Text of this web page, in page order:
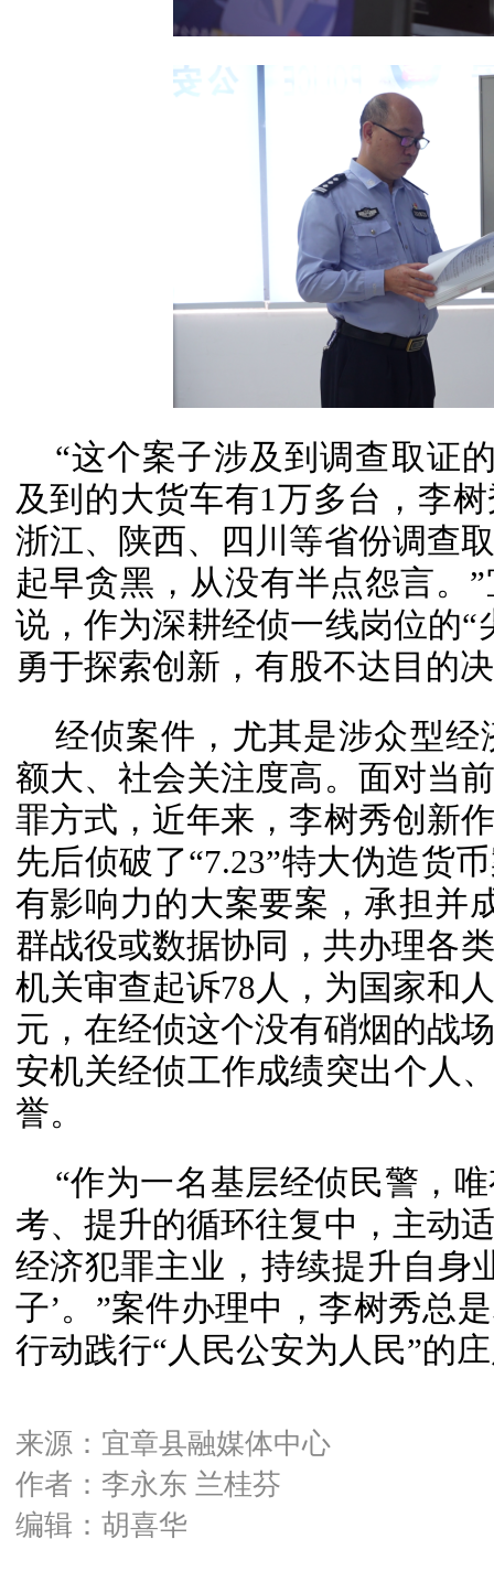
“这个案子涉及到调查取证
及到的大货车有1万多台，李
浙江、陕西、四川等省份调查
起早贪黑，从没有半点怨言。
说，作为深耕经侦一线岗位的
勇于探索创新，有股不达目的
经侦案件，尤其是涉众型
额大、社会关注度高。面对当
罪方式，近年来，李树秀创新
先后侦破了“7.23”特大伪造货
有影响力的大案要案，承担并
群战役或数据协同，共办理各
机关审查起诉78人，为国家和
元，在经侦这个没有硝烟的战
安机关经侦工作成绩突出个人
誉。
“作为一名基层经侦民警，
考、提升的循环往复中，主动
经济犯罪主业，持续提升自身
子’。”案件办理中，李树秀总
行动践行“人民公安为人民”的
来源：宜章县融媒体中心
作者：李永东 兰桂芬
编辑：胡喜华